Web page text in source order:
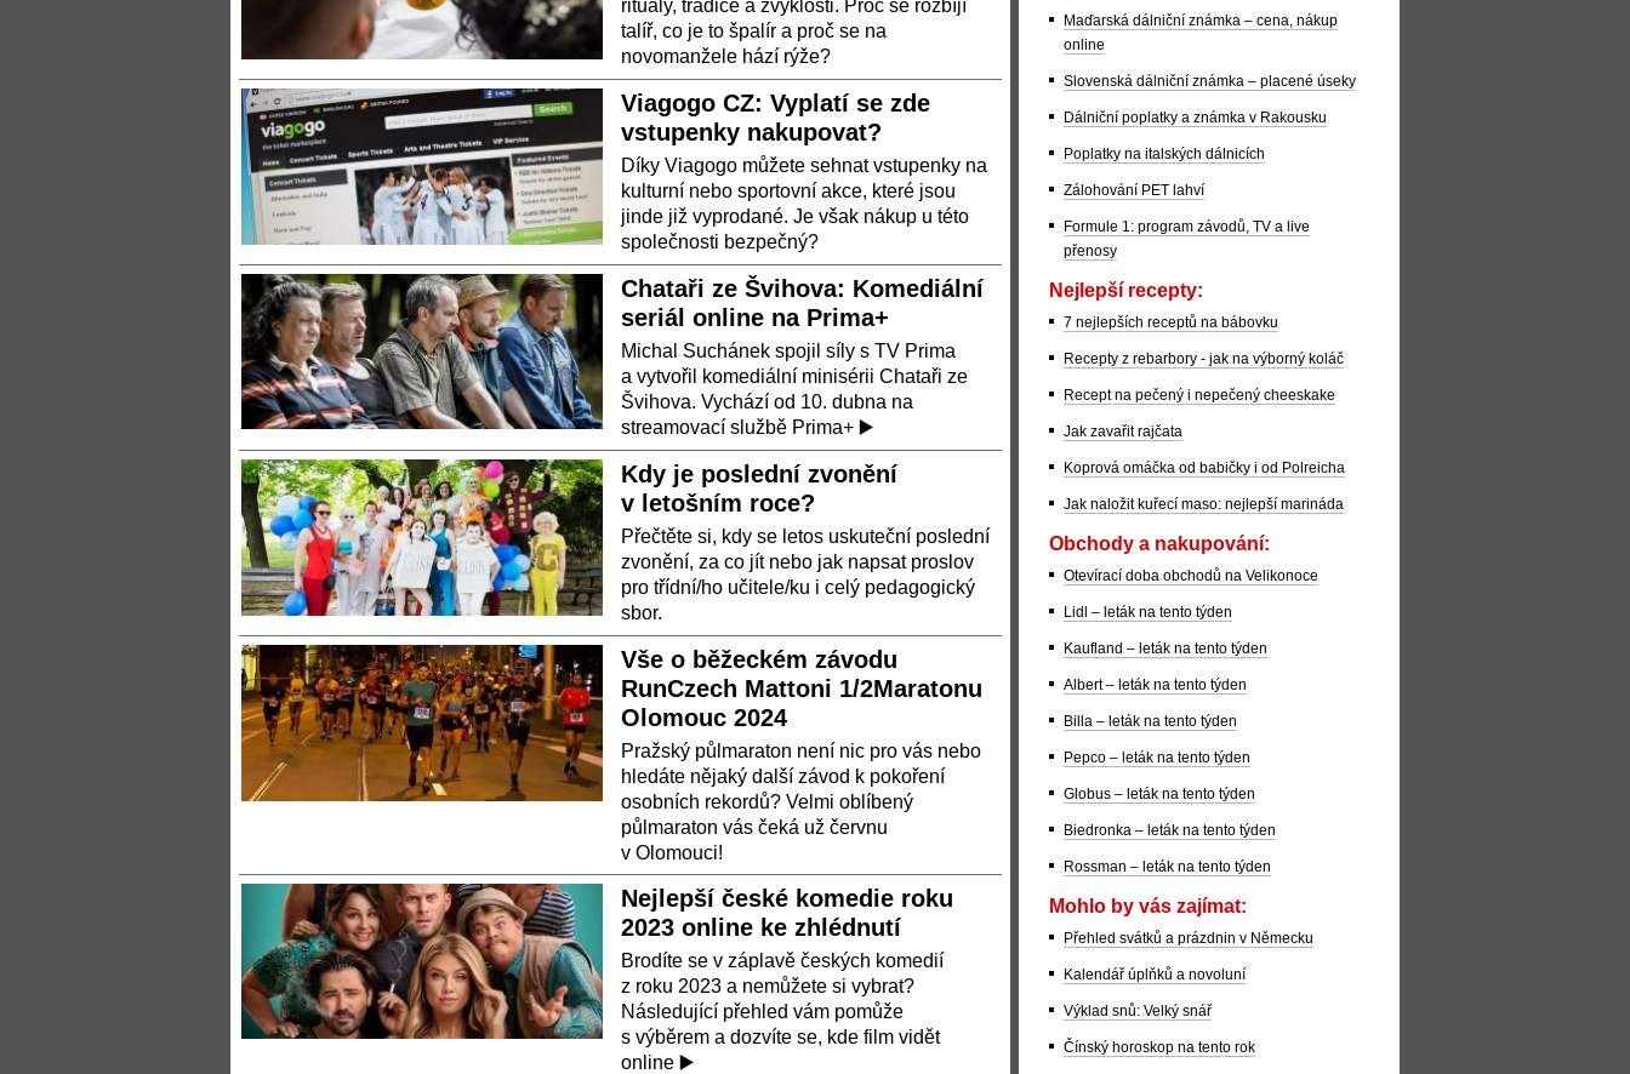
rituály, tradice a zvyklosti. Proč se rozbíjí
talíř, co je to špalír a proč se na
novomanžele hází rýže?
Viagogo CZ: Vyplatí se zde
vstupenky nakupovat?
Díky Viagogo můžete sehnat vstupenky na
kulturní nebo sportovní akce, které jsou
jinde již vyprodané. Je však nákup u této
společnosti bezpečný?
Chataři ze Švihova: Komediální
seriál online na Prima+
Michal Suchánek spojil síly s TV Prima
a vytvořil komediální minisérii Chataři ze
Švihova. Vychází od 10. dubna na
streamovací službě Prima+ ▶️
Kdy je poslední zvonění
v letošním roce?
Přečtěte si, kdy se letos uskuteční poslední
zvonění, za co jít nebo jak napsat proslov
pro třídní/ho učitele/ku i celý pedagogický
sbor.
Vše o běžeckém závodu
RunCzech Mattoni 1/2Maratonu
Olomouc 2024
Pražský půlmaraton není nic pro vás nebo
hledáte nějaký další závod k pokoření
osobních rekordů? Velmi oblíbený
půlmaraton vás čeká už červnu
v Olomouci!
Nejlepší české komedie roku
2023 online ke zhlédnutí
Brodíte se v záplavě českých komedií
z roku 2023 a nemůžete si vybrat?
Následující přehled vám pomůže
s výběrem a dozvíte se, kde film vidět
online ▶️
Maďarská dálniční známka – cena, nákup
online
Slovenská dálniční známka – placené úseky
Dálniční poplatky a známka v Rakousku
Poplatky na italských dálnicích
Zálohování PET lahví
Formule 1: program závodů, TV a live
přenosy
Nejlepší recepty:
7 nejlepších receptů na bábovku
Recepty z rebarbory - jak na výborný koláč
Recept na pečený i nepečený cheeskake
Jak zavařit rajčata
Koprová omáčka od babičky i od Polreicha
Jak naložit kuřecí maso: nejlepší marináda
Obchody a nakupování:
Otevírací doba obchodů na Velikonoce
Lidl – leták na tento týden
Kaufland – leták na tento týden
Albert – leták na tento týden
Billa – leták na tento týden
Pepco – leták na tento týden
Globus – leták na tento týden
Biedronka – leták na tento týden
Rossman – leták na tento týden
Mohlo by vás zajímat:
Přehled svátků a prázdnin v Německu
Kalendář úplňků a novoluní
Výklad snů: Velký snář
Čínský horoskop na tento rok